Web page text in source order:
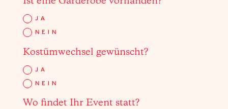
JA
NEIN
Kostümwechsel gewünscht?
JA
NEIN
Wo findet Ihr Event statt?